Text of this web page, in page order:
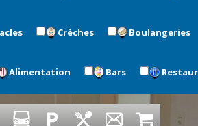
Crèches Boulangeries
Alimentation Bars